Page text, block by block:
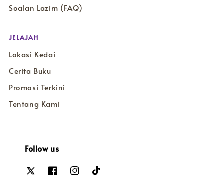
Soalan Lazim (FAQ)
JELAJAH
Lokasi Kedai
Cerita Buku
Promosi Terkini
Tentang Kami
Follow us